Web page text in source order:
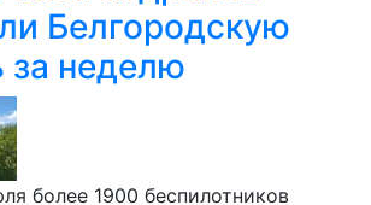
Белгородскую
за неделю
более 1900 беспилотников